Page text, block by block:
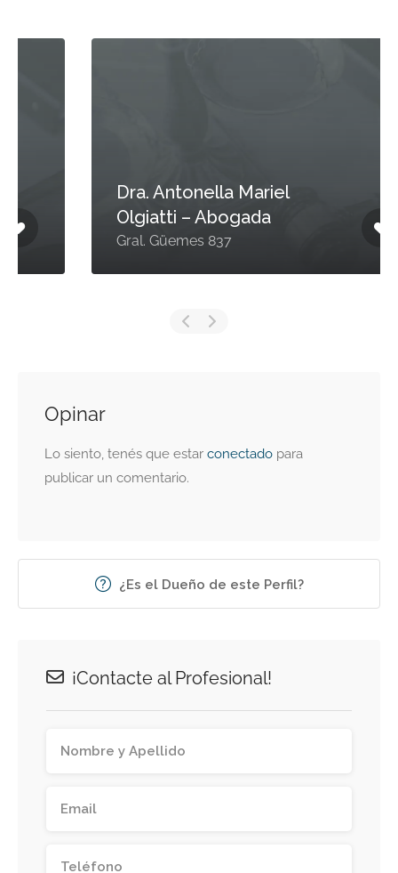
Dra. Antonella Mariel
Olgiatti – Abogada
Gral. Güemes 837
Opinar
Lo siento, tenés que estar conectado para
publicar un comentario.
¿Es el Dueño de este Perfil?
¡Contacte al Profesional!